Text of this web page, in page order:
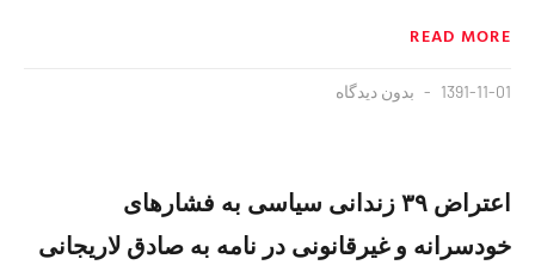
READ MORE
1391-11-01 بدون دیدگاه
اعتراض ۳۹ زندانی سیاسی به فشارهای
خودسرانه و غیرقانونی در نامه به صادق لاریجانی